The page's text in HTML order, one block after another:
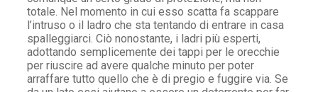
totale. Nel momento in cui esso scatta fa scappare
l’intruso o il ladro che sta tentando di entrare in casa
spalleggiarci. Ciò nonostante, i ladri più esperti,
adottando semplicemente dei tappi per le orecchie
per riuscire ad avere qualche minuto per poter
arraffare tutto quello che è di pregio e fuggire via. Se